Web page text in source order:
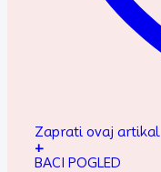
Zaprati ovaj artikal
+
BACI POGLED